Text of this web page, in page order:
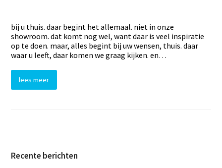
bij u thuis. daar begint het allemaal. niet in onze
showroom. dat komt nog wel, want daar is veel inspiratie
op te doen. maar, alles begint bij uw wensen, thuis. daar
waar u leeft, daar komen we graag kijken. en…
lees meer
Recente berichten